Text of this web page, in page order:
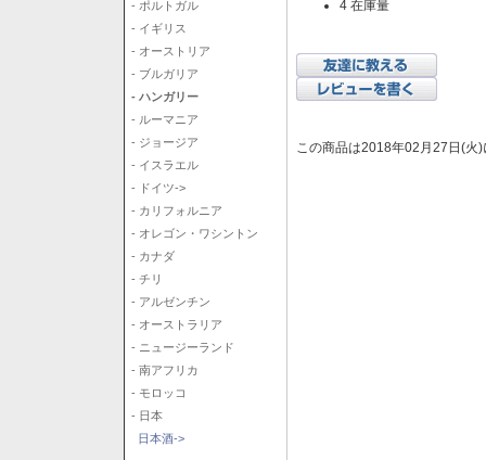
- ポルトガル
- イギリス
- オーストリア
- ブルガリア
- ハンガリー
- ルーマニア
- ジョージア
- イスラエル
- ドイツ->
- カリフォルニア
- オレゴン・ワシントン
- カナダ
- チリ
- アルゼンチン
- オーストラリア
- ニュージーランド
- 南アフリカ
- モロッコ
- 日本
日本酒->
4 在庫量
この商品は2018年02月27日(火